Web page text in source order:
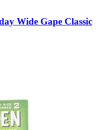
Wide Gape Classic